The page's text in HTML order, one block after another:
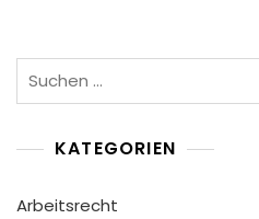
Suchen
KATEGORIEN
Arbeitsrecht